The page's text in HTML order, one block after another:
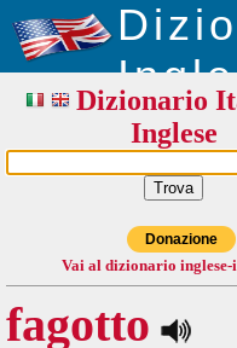
Dizionario
Inglese
Donazione
Vai al dizionario
fagotto